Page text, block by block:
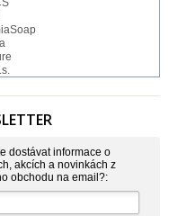
Group
dostávat informace o
akcích a novinkách z
obchodu na email?: